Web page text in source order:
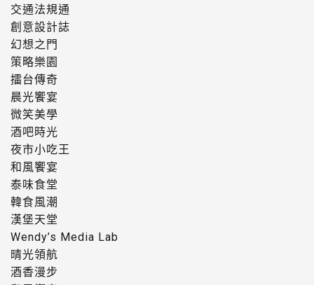
交通法規通
創意設計誌
幻想之門
策略樂園
擂台傳奇
晨光饗宴
微笑美學
酒吧時光
夜市小吃王
和風饗宴
泰味食堂
韓食風潮
漢堡天堂
Wendy’s Media Lab
晴光領航
酒香漫步